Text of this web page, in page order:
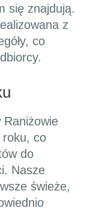
się znajdują.
z
co
Raniżowie
roku, co
do
Nasze
świeże,